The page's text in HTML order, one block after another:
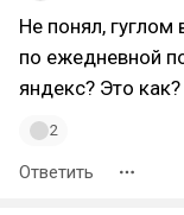
Не понял,
по ежедневной
яндекс? Это как?
2
Ответить